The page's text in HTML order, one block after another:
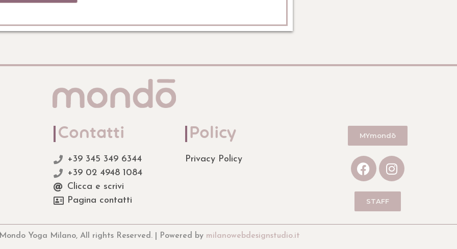
Contatti
+39 345 349 6344
+39 02 4948 1084
Clicca e scrivi
Pagina contatti
Policy
Privacy Policy
MYmondō
STAFF
Yoga Milano, All rights Reserved. | Powered by milanowebdesignstudio.it